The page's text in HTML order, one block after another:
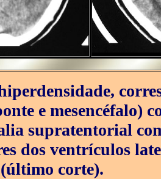
e mesencéfalo)
supratentorial
dos ventrículos
corte).